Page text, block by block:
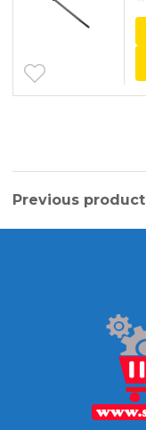
Previous product